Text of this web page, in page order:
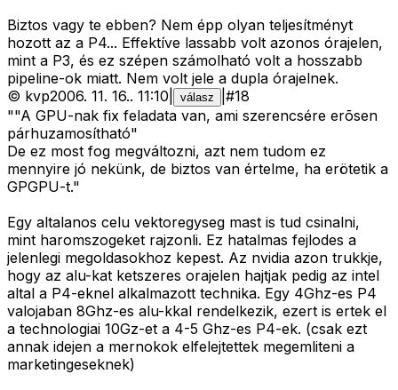
Biztos vagy te ebben? Nem épp olyan teljesítményt
hozott az a P4... Effektíve lassabb volt azonos órajelen,
mint a P3, és ez szépen számolható volt a hosszabb
pipeline-ok miatt. Nem volt jele a dupla órajelnek.
© kvp2006. 11. 16.. 11:10 válasz #18
""A GPU-nak fix feladata van, ami szerencsére erõsen
párhuzamosítható"
De ez most fog megváltozni, azt nem tudom ez
mennyire jó nekünk, de biztos van értelme, ha erötetik a
GPGPU-t."
Egy altalanos celu vektoregyseg mast is tud csinalni,
mint haromszogeket rajzonli. Ez hatalmas fejlodes a
jelenlegi megoldasokhoz kepest. Az nvidia azon trukkje,
hogy az alu-kat ketszeres orajelen hajtjak pedig az intel
altal a P4-eknel alkalmazott technika. Egy 4Ghz-es P4
valojaban 8Ghz-es alu-kkal rendelkezik, ezert is ertek el
a technologiai 10Gz-et a 4-5 Ghz-es P4-ek. (csak ezt
annak idejen a mernokok elfelejtettek megemliteni a
marketingeseknek)